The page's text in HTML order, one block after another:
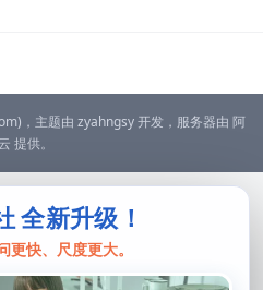
，主题由 zyahngsy开发，服务器由 阿
提供。
全新升级！
更快、尺度更大。